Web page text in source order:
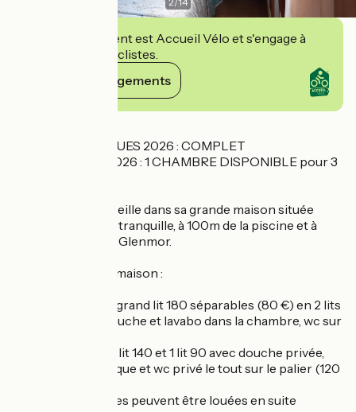
Cet établissement est Accueil Vélo et s'engage à
accueillir des cyclistes.
Voir ses engagements
VIEILLES CHARRUES 2026 : COMPLET
MOTOCULTOR 2026 : 1 CHAMBRE DISPONIBLE pour 3
Brigitte vous accueille dans sa grande maison située
dans une impasse tranquille, à 100m de la piscine et à
500m de l'Espace Glenmor.
Au 1er étage de la maison :
- Chambre N° 1 : 1 grand lit 180 séparables (80 €) en 2 lits
90 (90 €), avec douche et lavabo dans la chambre, wc sur
- Chambre N° 2 : 1 lit 140 et 1 lit 90 avec douche privée,
lavabo double vasque et wc privé le tout sur le palier (120
Ces deux chambres peuvent être louées en suite